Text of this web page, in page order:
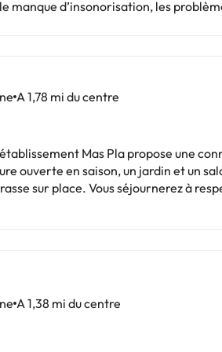
manque d’insonorisation, les
même s'il pourrait
d'insonorisation et d'entretien. Idéal
et tranquillité.
A 1,78 mi du centre
Mas Pla propose une
ouverte en saison, un jardin et un
à respectivement
A 1,38 mi du centre